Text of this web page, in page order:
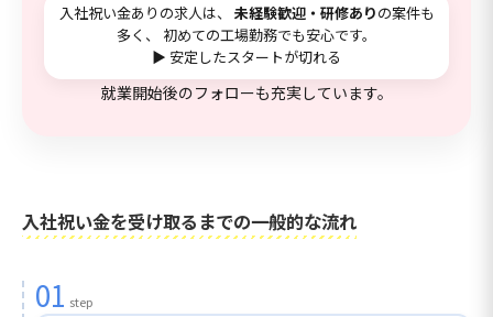
入社祝い金ありの求人は、 未経験歓迎・研修ありの案件も
多く、 初めての工場勤務でも安心です。
▶ 安定したスタートが切れる
就業開始後のフォローも充実しています。
入社祝い金を受け取るまでの一般的な流れ
01 step